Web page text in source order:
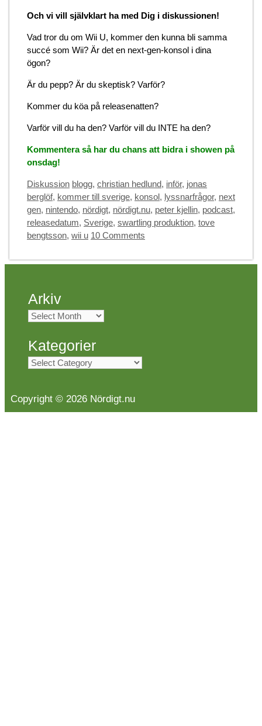
Och vi vill självklart ha med Dig i diskussionen!
Vad tror du om Wii U, kommer den kunna bli samma
succé som Wii? Är det en next-gen-konsol i dina
ögon?
Är du pepp? Är du skeptisk? Varför?
Kommer du köa på releasenatten?
Varför vill du ha den? Varför vill du INTE ha den?
Kommentera så har du chans att bidra i showen på
onsdag!
Categories
Diskussion Tags
blogg, christian hedlund, inför, jonas
berglöf, kommer till sverige, konsol, lyssnarfrågor, next
gen, nintendo, nördigt, nördigt.nu, peter kjellin, podcast,
releasedatum, Sverige, swartling produktion, tove
bengtsson, wii u 10 Comments
Arkiv
Arkiv
Kategorier
Kategorier
Copyright © 2026 Nördigt.nu